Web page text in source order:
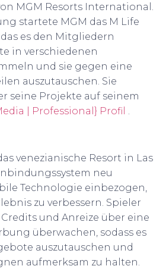
MGM Resorts International.
startete MGM das M Life
das es den Mitgliedern
in verschiedenen
und sie gegen eine
auszutauschen. Sie
seine Projekte auf seinem
| Professional} Profil .
venezianische Resort in Las
neu
Technologie einbezogen,
zu verbessern. Spieler
und Anreize über eine
überwachen, sodass es
auszutauschen und
aufmerksam zu halten.